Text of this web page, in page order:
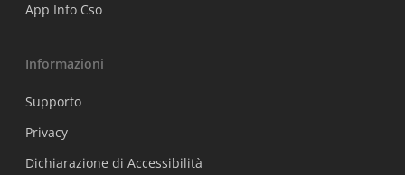
App Info Cso
Informazioni
Supporto
Privacy
Dichiarazione di Accessibilità